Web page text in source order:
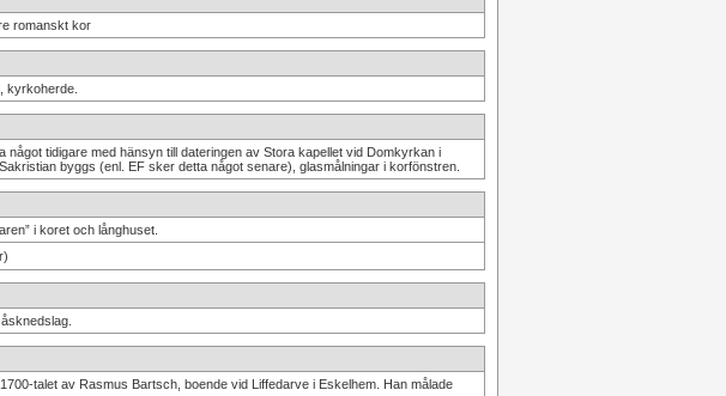
romanskt kor
kyrkoherde.
något tidigare med hänsyn till dateringen av Stora kapellet vid Domkyrkan i
byggs (enl. EF sker detta något senare), glasmålningar i korfönstren.
i koret och långhuset.
talet av Rasmus Bartsch, boende vid Liffedarve i Eskelhem. Han målade